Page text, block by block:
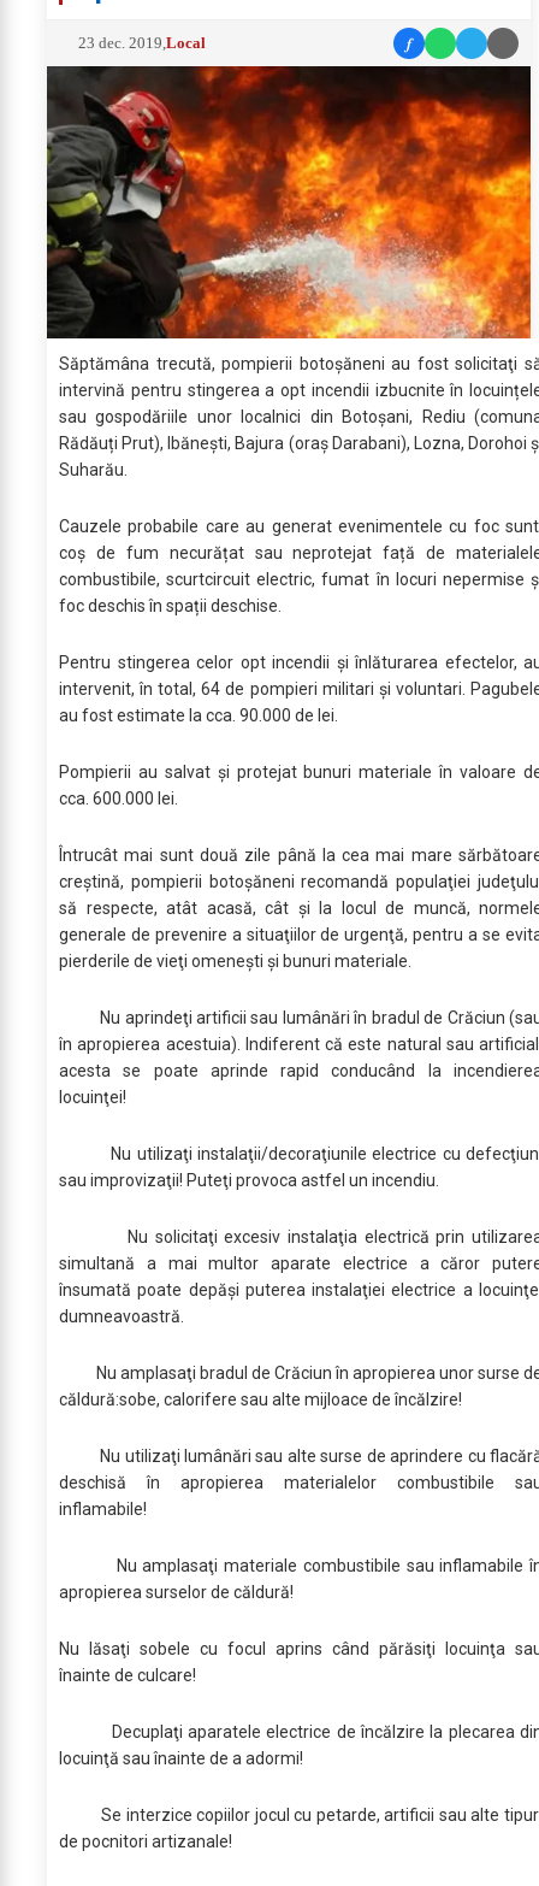
23 dec. 2019 ,Local f
Săptămâna trecută, pompierii botoşăneni au fost solicitaţi
intervină pentru stingerea a opt incendii izbucnite în
sau gospodăriile unor localnici din Botoșani, Rediu
Rădăuți Prut), Ibănești, Bajura (oraș Darabani), Lozna, Dorohoi
Suharău.
Cauzele probabile care au generat evenimentele cu foc
coș de fum necurățat sau neprotejat față de
combustibile, scurtcircuit electric, fumat în locuri nepermise
foc deschis în spații deschise.
Pentru stingerea celor opt incendii şi înlăturarea efectelor,
intervenit, în total, 64 de pompieri militari și voluntari.
au fost estimate la cca. 90.000 de lei.
Pompierii au salvat şi protejat bunuri materiale în valoare
cca. 600.000 lei.
Întrucât mai sunt două zile până la cea mai mare
creștină, pompierii botoșăneni recomandă populaţiei
să respecte, atât acasă, cât şi la locul de muncă,
generale de prevenire a situaţiilor de urgenţă, pentru a se
pierderile de vieţi omeneşti şi bunuri materiale.
Nu aprindeţi artificii sau lumânări în bradul de Crăciun
în apropierea acestuia). Indiferent că este natural sau
acesta se poate aprinde rapid conducând la
locuinţei!
Nu utilizaţi instalaţii/decoraţiunile electrice cu
sau improvizaţii! Puteţi provoca astfel un incendiu.
Nu solicitaţi excesiv instalaţia electrică prin
simultană a mai multor aparate electrice a căror
însumată poate depăşi puterea instalaţiei electrice a
dumneavoastră.
Nu amplasaţi bradul de Crăciun în apropierea unor surse
căldură:sobe, calorifere sau alte mijloace de încălzire!
Nu utilizaţi lumânări sau alte surse de aprindere cu
deschisă în apropierea materialelor combustibile
inflamabile!
Nu amplasaţi materiale combustibile sau inflamabile
apropierea surselor de căldură!
Nu lăsaţi sobele cu focul aprins când părăsiţi locuinţa
înainte de culcare!
Decuplaţi aparatele electrice de încălzire la plecarea
locuinţă sau înainte de a adormi!
Se interzice copiilor jocul cu petarde, artificii sau alte
de pocnitori artizanale!